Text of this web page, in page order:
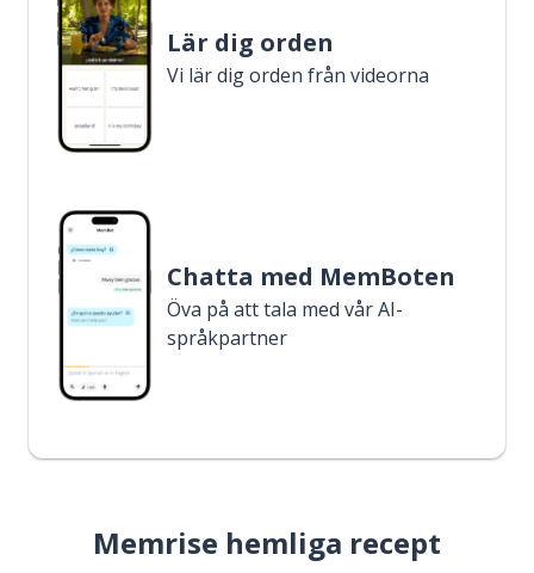
Lär dig orden
Vi lär dig orden från videorna
Chatta med MemBoten
Öva på att tala med vår AI-
språkpartner
Memrise hemliga recept